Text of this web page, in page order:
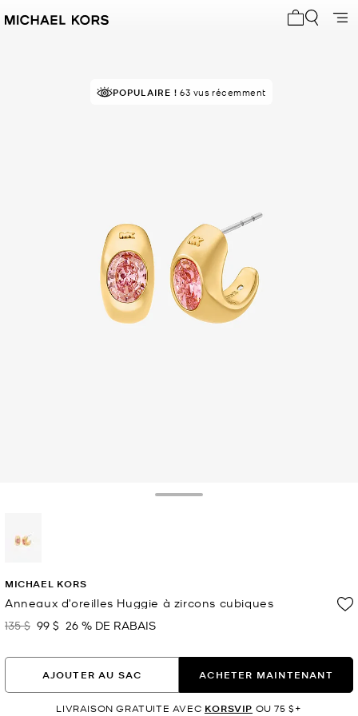
POPULAIRE ! 63 vus récemment
MICHAEL KORS
Anneaux d’oreilles Huggie à zircons cubiques
était
135 $ maintenant
99 $ 26 % DE RABAIS
AJOUTER AU SAC ACHETER MAINTENANT
LIVRAISON GRATUITE AVEC KORSVIP OU 75 $+